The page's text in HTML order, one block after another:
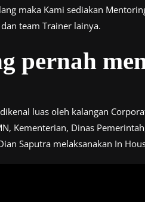
maka Kami sediakan
team Trainer lainya.
pernah
luas oleh kalangan
Kementerian, Dinas
Saputra melaksanakan In